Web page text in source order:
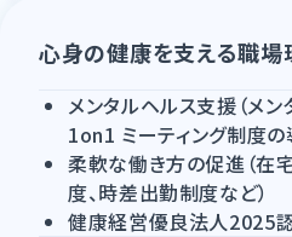
心身の健康を支える職
メンタルヘルス支援（メ
1on1 ミーティング制度の
柔軟な働き方の促進（在
度、時差出勤制度など）
健康経営優良法人2025認